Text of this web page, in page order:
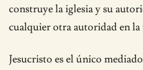
construye la iglesia y su
cualquier otra autoridad en la
Jesucristo es el único